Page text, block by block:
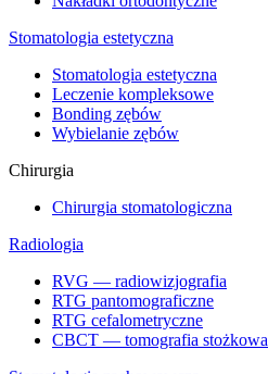
Stomatologia estetyczna
Stomatologia estetyczna
Leczenie kompleksowe
Bonding zębów
Wybielanie zębów
Chirurgia
Chirurgia stomatologiczna
Radiologia
RVG — radiowizjografia
RTG pantomograficzne
RTG cefalometryczne
CBCT — tomografia stożkowa